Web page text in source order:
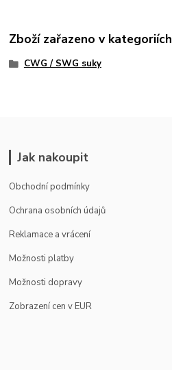
Zboží zařazeno v kategoriích
CWG / SWG suky
Jak nakoupit
Obchodní podmínky
Ochrana osobních údajů
Reklamace a vrácení
Možnosti platby
Možnosti dopravy
Zobrazení cen v EUR